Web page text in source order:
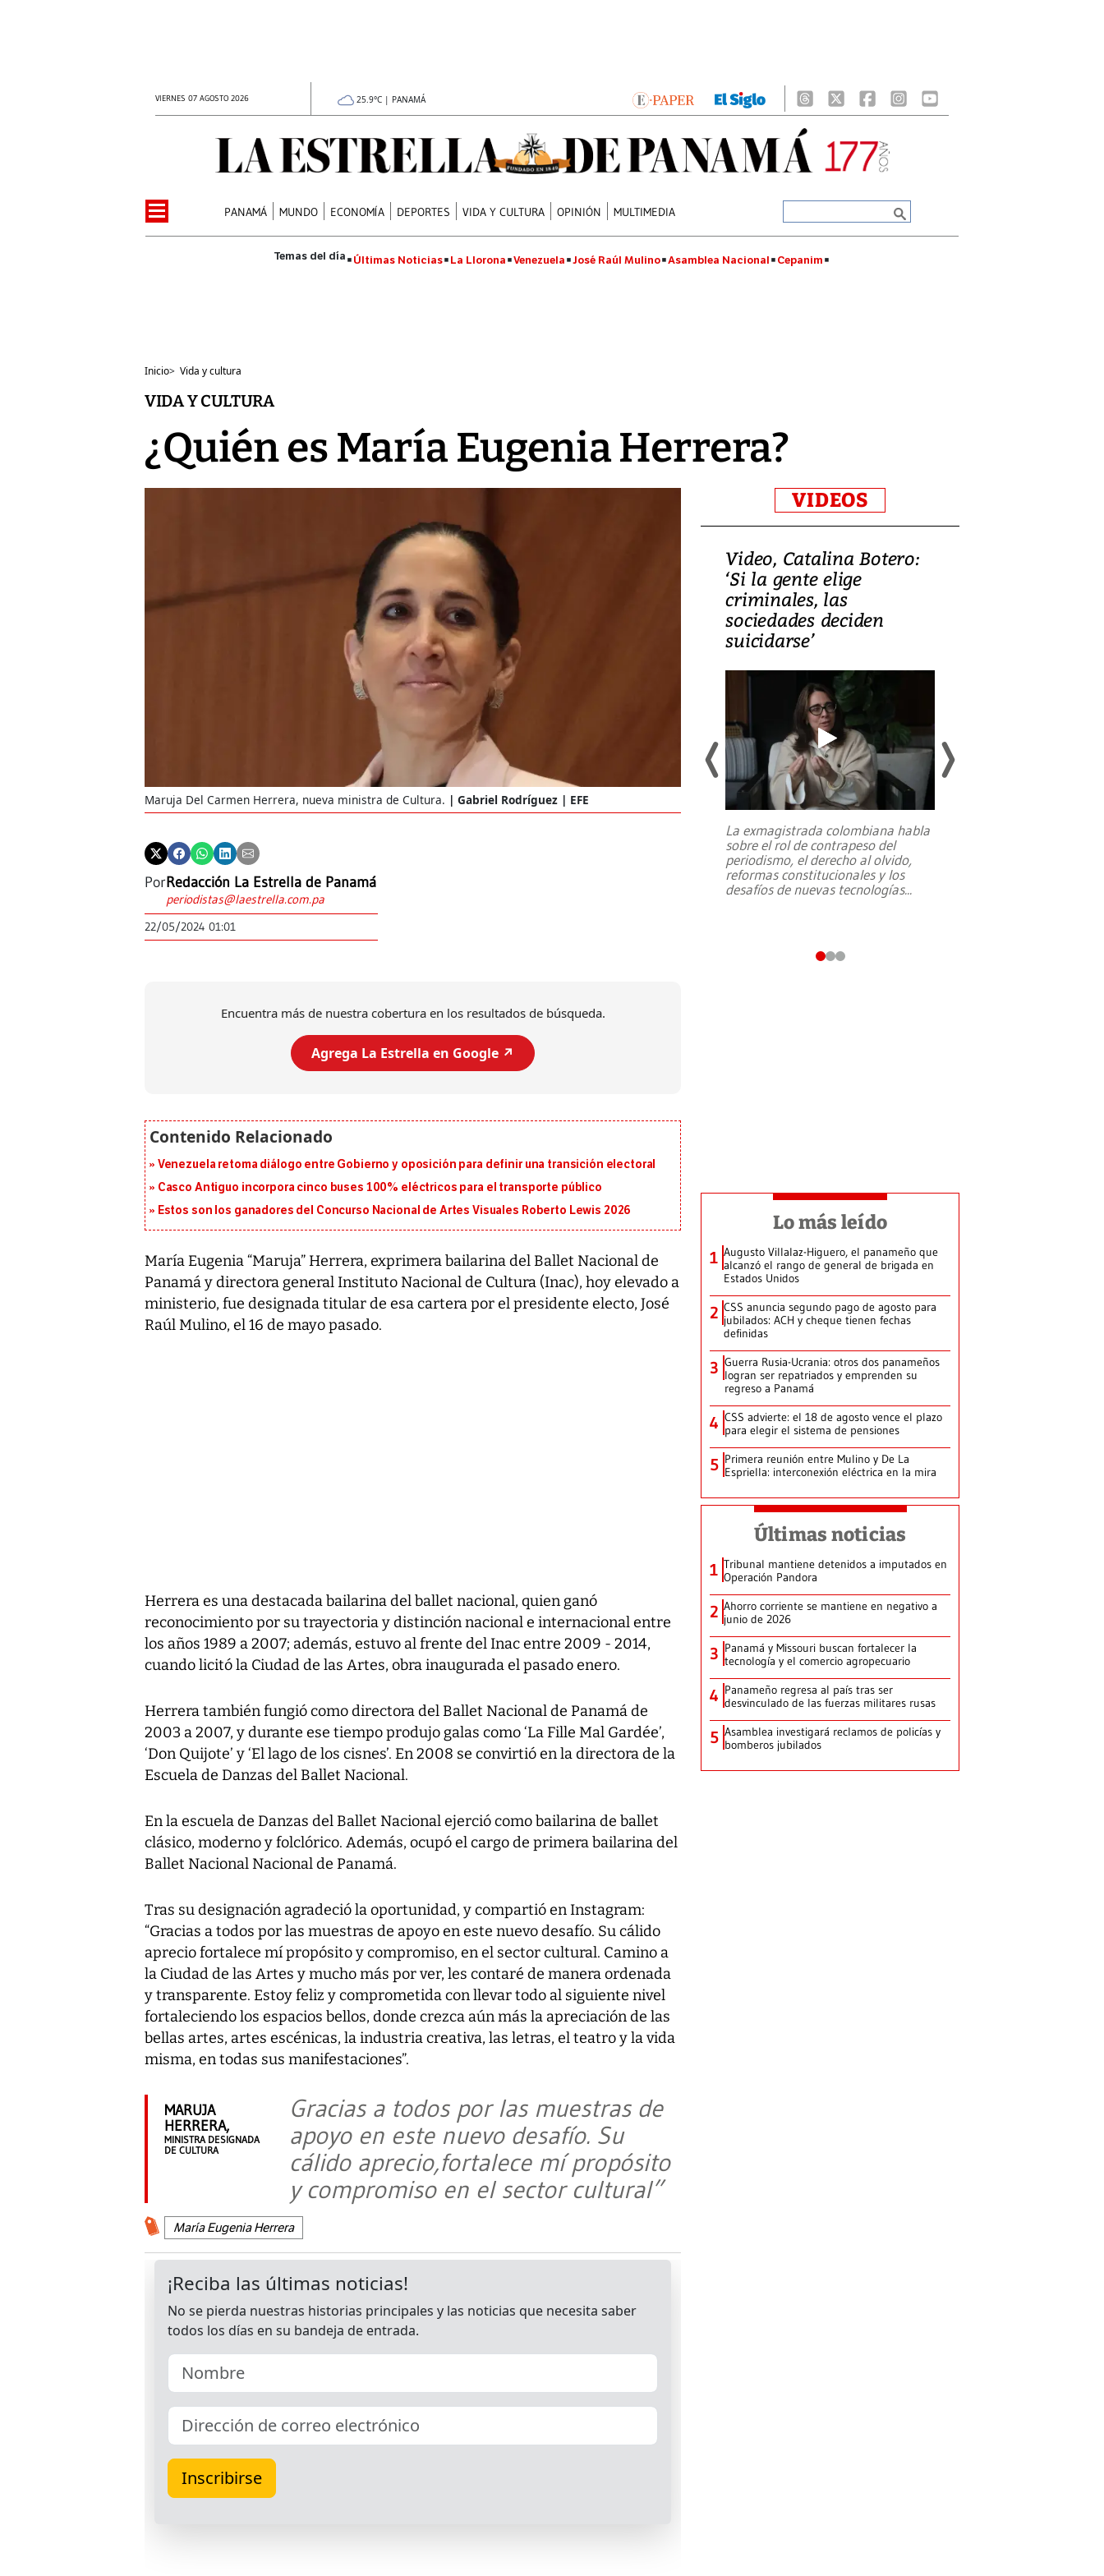
VIERNES 07 AGOSTO 2026 25.9°C | PANAMÁ
PANAMÁ MUNDO ECONOMÍA DEPORTES VIDA Y CULTURA OPINIÓN MULTIMEDIA
Últimas Noticias La Llorona Venezuela José Raúl Mulino Asamblea Nacional Cepanim
Inicio> Vida y cultura
VIDA Y CULTURA
¿Quién es María Eugenia Herrera?
Maruja Del Carmen Herrera, nueva ministra de Cultura. Gabriel Rodríguez | EFE
PorRedacción La Estrella de Panamá
periodistas@laestrella.com.pa
22/05/2024 01:01
Encuentra más de nuestra cobertura en los resultados de búsqueda.
Agrega La Estrella en Google ↗️
Venezuela retoma diálogo entre Gobierno y oposición para definir una transición electoral
Casco Antiguo incorpora cinco buses 100% eléctricos para el transporte público
Estos son los ganadores del Concurso Nacional de Artes Visuales Roberto Lewis 2026
María Eugenia “Maruja” Herrera, exprimera bailarina del Ballet Nacional de
Panamá y directora general Instituto Nacional de Cultura (Inac), hoy elevado a
ministerio, fue designada titular de esa cartera por el presidente electo, José
Raúl Mulino, el 16 de mayo pasado.
Herrera es una destacada bailarina del ballet nacional, quien ganó
reconocimiento por su trayectoria y distinción nacional e internacional entre
los años 1989 a 2007; además, estuvo al frente del Inac entre 2009 - 2014,
cuando licitó la Ciudad de las Artes, obra inaugurada el pasado enero.
Herrera también fungió como directora del Ballet Nacional de Panamá de
2003 a 2007, y durante ese tiempo produjo galas como ‘La Fille Mal Gardée’,
‘Don Quijote’ y ‘El lago de los cisnes’. En 2008 se convirtió en la directora de la
Escuela de Danzas del Ballet Nacional.
En la escuela de Danzas del Ballet Nacional ejerció como bailarina de ballet
clásico, moderno y folclórico. Además, ocupó el cargo de primera bailarina del
Ballet Nacional Nacional de Panamá.
Tras su designación agradeció la oportunidad, y compartió en Instagram:
“Gracias a todos por las muestras de apoyo en este nuevo desafío. Su cálido
aprecio fortalece mí propósito y compromiso, en el sector cultural. Camino a
la Ciudad de las Artes y mucho más por ver, les contaré de manera ordenada
y transparente. Estoy feliz y comprometida con llevar todo al siguiente nivel
fortaleciendo los espacios bellos, donde crezca aún más la apreciación de las
bellas artes, artes escénicas, la industria creativa, las letras, el teatro y la vida
misma, en todas sus manifestaciones”.
MARUJA
HERRERA,
MINISTRA DESIGNADA
DE CULTURA
Gracias a todos por las muestras de
apoyo en este nuevo desafío. Su
cálido aprecio,fortalece mí propósito
y compromiso en el sector cultural”
María Eugenia Herrera
VIDEOS
Video, Japón: Terremoto
deja heridos y graves
daños en Kumamoto
Un fuerte terremoto de magnitud
7,1 se registró este martes 28 de
julio en la prefectura de Kumamoto,
Video, Catalina Botero:
‘Si la gente elige
criminales, las
sociedades deciden
suicidarse’
La exmagistrada colombiana habla
sobre el rol de contrapeso del
periodismo, el derecho al olvido,
reformas constitucionales y los
desafíos de nuevas tecnologías...
Lo más leído
1 Augusto Villalaz-Higuero, el panameño que
alcanzó el rango de general de brigada en
Estados Unidos
2 CSS anuncia segundo pago de agosto para
jubilados: ACH y cheque tienen fechas
definidas
3 Guerra Rusia-Ucrania: otros dos panameños
logran ser repatriados y emprenden su
regreso a Panamá
4 CSS advierte: el 18 de agosto vence el plazo
para elegir el sistema de pensiones
5 Primera reunión entre Mulino y De La
Espriella: interconexión eléctrica en la mira
Últimas noticias
1 Tribunal mantiene detenidos a imputados en
Operación Pandora
2 Ahorro corriente se mantiene en negativo a
junio de 2026
3 Panamá y Missouri buscan fortalecer la
tecnología y el comercio agropecuario
4 Panameño regresa al país tras ser
desvinculado de las fuerzas militares rusas
5 Asamblea investigará reclamos de policías y
bomberos jubilados